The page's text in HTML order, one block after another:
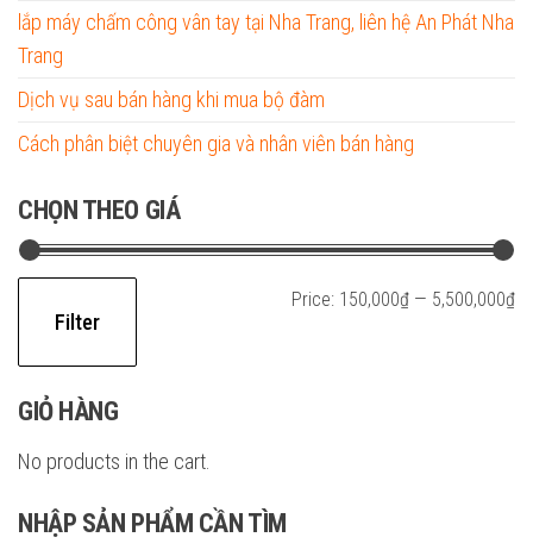
lắp máy chấm công vân tay tại Nha Trang, liên hệ An Phát Nha
Trang
Dịch vụ sau bán hàng khi mua bộ đàm
Cách phân biệt chuyên gia và nhân viên bán hàng
CHỌN THEO GIÁ
Filter
Price: 150,000₫ — 5,500,000₫
GIỎ HÀNG
No products in the cart.
NHẬP SẢN PHẨM CẦN TÌM